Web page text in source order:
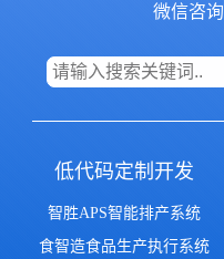
微信咨询
低代码定制开发
智胜APS智能排产系统
食智造食品生产执行系统